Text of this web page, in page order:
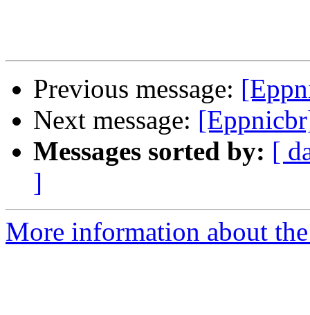
Previous message:
Next message:
Messages sorted by: [
]
More information about